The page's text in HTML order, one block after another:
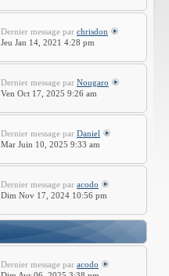
Dernier message par chrisdon
Jeu Jan 14, 2021 4:28 pm
Dernier message par Nougaro
Ven Oct 17, 2025 9:26 am
Dernier message par Daniel
Mar Juin 10, 2025 9:33 am
Dernier message par acodo
Dim Nov 17, 2024 10:56 pm
Dernier message par acodo